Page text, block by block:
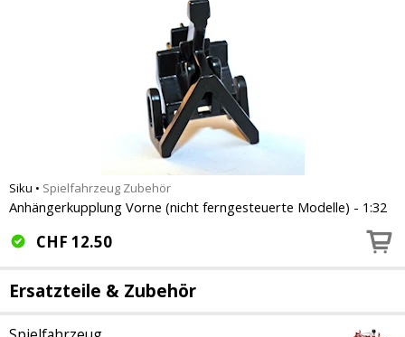
Siku • Spielfahrzeug Zubehör
Anhängerkupplung Vorne (nicht ferngesteuerte Modelle) - 1:32
CHF 12.50
Ersatzteile & Zubehör